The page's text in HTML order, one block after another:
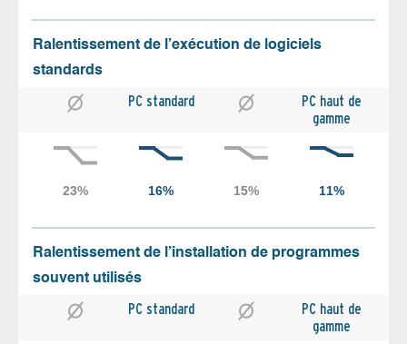
Ralentissement de l’exécution de logiciels
standards
PC standard
PC haut de
gamme
Ralentissement de l’installation de programmes
souvent utilisés
PC standard
PC haut de
gamme